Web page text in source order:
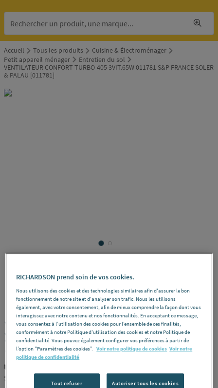
Accueil Tous les produits
Cuisine & Électroménager
Petit appareil ménager
Entretien du sol
VENTILATEUR CONFORT TURBO-405 3VIT.65W 011781 S&P FRANCE SOLER
& PALAU [011781]
VENTILATEUR CONFORT TURBO-405
3VIT.65W 011781 S&P FRANCE SOLER
& PALAU [011781]
UNELVENT 011781
S&P FRANCE SOLER & PALAU [011781]
RICHARDSON prend soin de vos cookies.
Nous utilisons des cookies et des technologies similaires afin d'assurer le bon
fonctionnement de notre site et d'analyser son trafic. Nous les utilisons
également, avec votre consentement, afin de mieux comprendre la façon dont vous
interagissez avec notre contenu et nos fonctionnalités. En acceptant ce message,
vous consentez à l’utilisation des cookies pour l’ensemble de ces finalités,
conformément à notre Politique d'utilisation des cookies et notre Politique de
confidentialité. Vous pouvez également configurer vos préférences à partir de
l’option "Paramètres des cookies”. Voir notre politique de cookies Voir notre
politique de confidentialité
Tout refuser Autoriser tous les cookies